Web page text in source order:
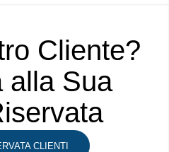
Cliente?
alla Sua
CLIENTI